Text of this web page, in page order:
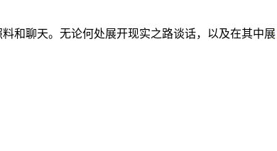
和聊天。无论何处展开现实之路谈话，以及在其中展